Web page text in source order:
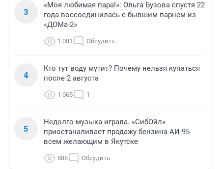
3
«Моя любимая пара!»: Ольга Бузова спустя 22
года воссоединилась с бывшим парнем из
«ДОМа-2»
1 081 Обсудить
4
Кто тут воду мутит? Почему нельзя купаться
после 2 августа
1 065 1
5
Недолго музыка играла. «СибОйл»
приостаналивает продажу бензина АИ-95
всем желающим в Якутске
888 Обсудить